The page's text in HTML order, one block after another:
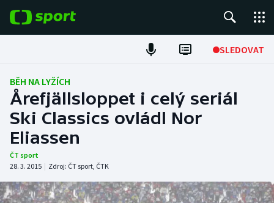
SLEDOVAT
Fotbal
Hokej
Tenis
Atletika
Cyklistika
BĚH NA LYŽÍCH
Årefjällsloppet i celý seriál
Ski Classics ovládl Nor
Eliassen
ČT sport
28. 3. 2015 | Zdroj: ČT sport, ČTK